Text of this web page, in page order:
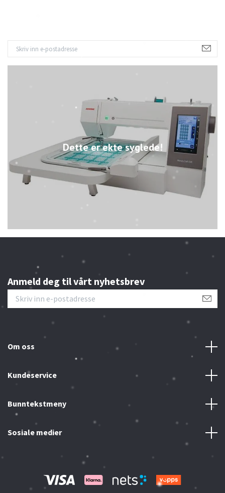
Dette er ekte syglede!
Anmeld deg til vårt nyhetsbrev
Om oss
Kundeservice
Bunntekstmeny
Sosiale medier